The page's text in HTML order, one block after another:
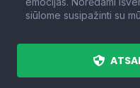
siūlome susipažinti su